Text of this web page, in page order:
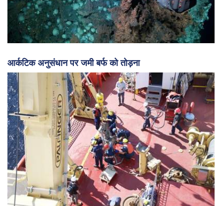
आर्कटिक अनुसंधान पर जमी बर्फ को तोड़ना